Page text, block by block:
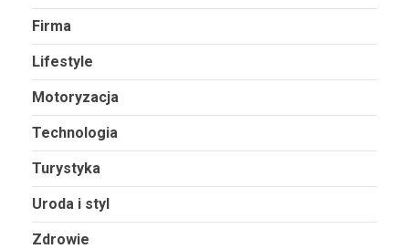
Firma
Lifestyle
Motoryzacja
Technologia
Turystyka
Uroda i styl
Zdrowie